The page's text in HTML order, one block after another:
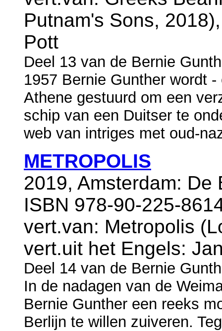
Putnam's Sons,
Pott
Deel 13 van de Bernie
1957 Bernie Gunther wordt
Athene gestuurd om een
schip van een Duitser te
web van intriges met oud-
METROPOLIS
2019, Amsterdam:
ISBN 978-90-225-
vert.van: Metropolis
vert.uit het Engels:
Deel 14 van de Bernie
In de nadagen van de
Bernie Gunther een reeks
Berlijn te willen zuiveren.